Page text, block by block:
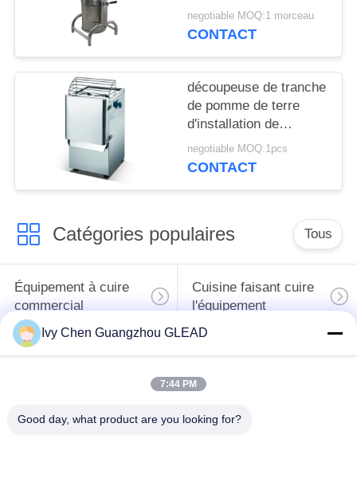
PRIVACY
POLICY
inoxydable facile à
utiliser
negotiable MOQ:1 morceau
CONTACT
découpeuse de tranche
de pomme de terre
d'installation de
fabrication des fruits et
légumes 220V
negotiable MOQ:1pcs
CONTACT
Catégories populaires Tous
Équipement à cuire
commercial
Cuisine faisant cuire
l'équipement
Machines de
denrées alimentaires
alimentaires
Ivy Chen Guangzhou GLEAD
7:44 PM
Good day, what product are you looking for?